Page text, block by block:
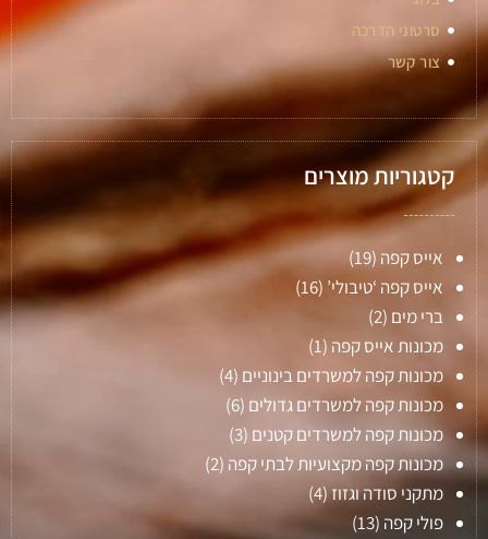
סרטוני הדרכה
צור קשר
קטגוריות מוצרים
אייס קפה (19)
אייס קפה ‘טיבולי’ (16)
ברי מים (2)
מכונות אייס קפה (1)
מכונות קפה למשרדים בינוניים (4)
מכונות קפה למשרדים גדולים (6)
מכונות קפה למשרדים קטנים (3)
מכונות קפה מקצועיות לבתי קפה (2)
מתקני סודה וגזוז(4)
פולי קפה (13)